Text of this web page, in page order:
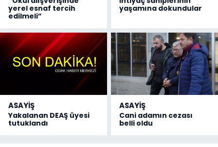
yerel esnaf tercih
edilmeli”
yaşamına dokundular
ASAYİŞ
Yakalanan DEAŞ üyesi
tutuklandı
ASAYİŞ
Cani adamın cezası
belli oldu